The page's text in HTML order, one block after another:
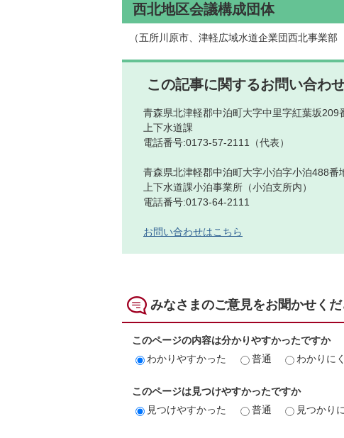
西北地区会議構成団体
（五所川原市、津軽広域水道企業団西北事業
この記事に関するお問い合わ
青森県北津軽郡中泊町大字中里字紅葉坂209
上下水道課
電話番号:0173-57-2111（代表）
青森県北津軽郡中泊町大字小泊字小泊488番
上下水道課小泊事業所（小泊支所内）
電話番号:0173-64-2111
お問い合わせはこちら
みなさまのご意見をお聞かせく
このページの内容は分かりやすかったですか
わかりやすかった
普通 わかりに
このページは見つけやすかったですか
見つけやすかった
普通 見つかり